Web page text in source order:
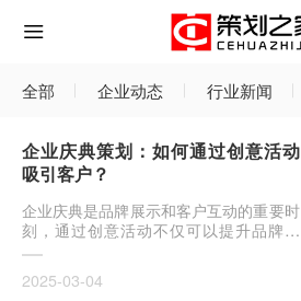
全部 企业动态 行业新闻
企业庆典策划：如何通过创意活动
吸引客户？
企业庆典是品牌展示和客户互动的重要时
刻，通过创意活动不仅可以提升品牌形
象，还能够吸引更多潜在客户，增强客户
司与客户之间建立深
2025-03-04